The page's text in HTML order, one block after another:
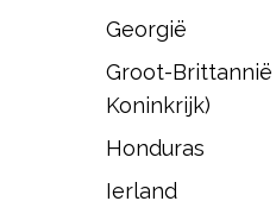
Georgië
Groot-Brittannië
Koninkrijk)
Honduras
Ierland